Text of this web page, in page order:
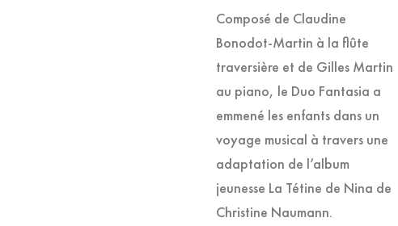
Composé de Claudine
Bonodot-Martin à la flûte
traversière et de Gilles Martin
au piano, le Duo Fantasia a
emmené les enfants dans un
voyage musical à travers une
adaptation de l’album
jeunesse La Tétine de Nina de
Christine Naumann.